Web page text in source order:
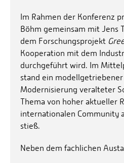
Im Rahmen der Konferenz
Böhm gemeinsam mit Jens
dem Forschungsprojekt
Kooperation mit dem
durchgeführt wird. Im
stand ein
Modernisierung veralteter
Thema von hoher aktueller
internationalen Community
stieß.
Neben dem fachlichen